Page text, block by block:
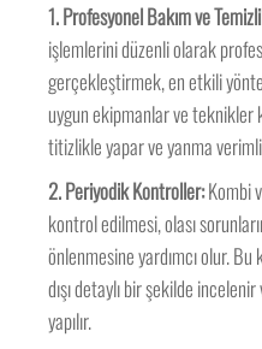
1. Profesyonel Bakım ve
işlemlerini düzenli olarak
gerçekleştirmek, en etkili
uygun ekipmanlar ve
titizlikle yapar ve yanma
2. Periyodik Kontroller:Kombi
kontrol edilmesi, olası
önlenmesine yardımcı olur.
dışı detaylı bir şekilde
yapılır.